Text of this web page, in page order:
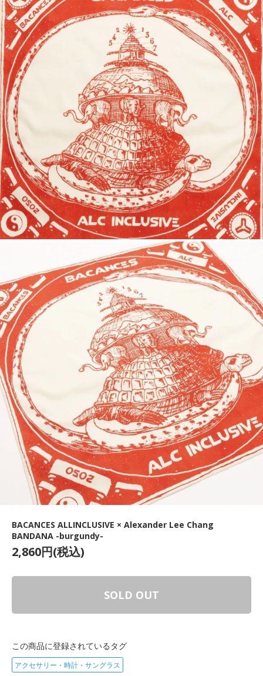
BACANCES ALLINCLUSIVE × Alexander Lee Chang
BANDANA -burgundy-
2,860円(税込)
SOLD OUT
この商品に登録されているタグ
アクセサリー・時計・サングラス